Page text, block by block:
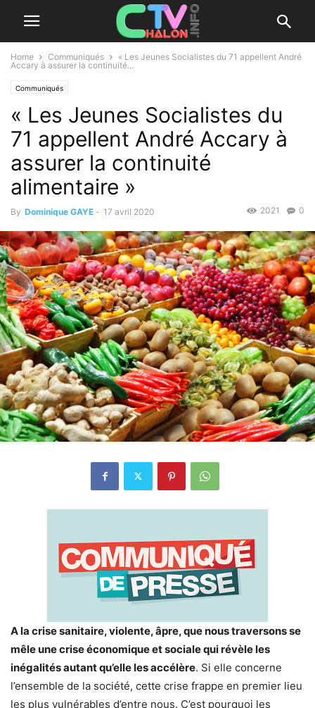
Home Communiqués
« Les Jeunes Socialistes du 71 appellent André
Accary à assurer la continuité...
Communiqués
« Les Jeunes Socialistes du
71 appellent André Accary à
assurer la continuité
alimentaire »
By Dominique GAYE - 17 avril 2020 0
2021
A la crise sanitaire, violente, âpre, que nous traversons se
mêle une crise économique et sociale qui révèle les
inégalités autant qu’elle les accélère. Si elle concerne
l’ensemble de la société, cette crise frappe en premier lieu
les plus vulnérables d’entre nous. C’est pourquoi les